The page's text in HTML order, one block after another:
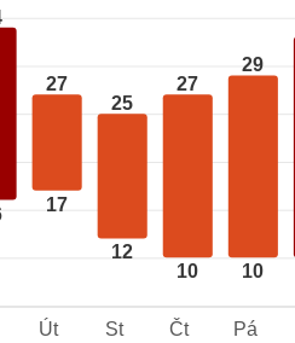
27
17
25
12
27
10
29
10
Út St Čt Pá